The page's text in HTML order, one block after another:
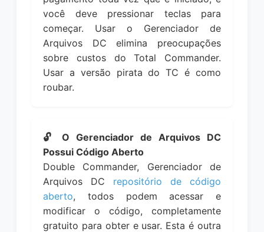
você deve pressionar teclas para
começar. Usar o Gerenciador de
Arquivos DC elimina preocupações
sobre custos do Total Commander.
Usar a versão pirata do TC é como
roubar.
🔓 O Gerenciador de Arquivos DC
Possui Código Aberto
Double Commander, Gerenciador de
Arquivos DC repositório de código
aberto, todos podem acessar e
modificar o código, completamente
gratuito para obter e usar. Esta é outra